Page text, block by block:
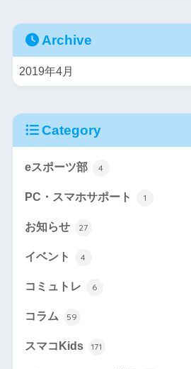
Archive
Category
eスポーツ部 4
PC・スマホサポート 1
お知らせ 27
イベント 4
コミュトレ 6
コラム 59
スマコKids 171